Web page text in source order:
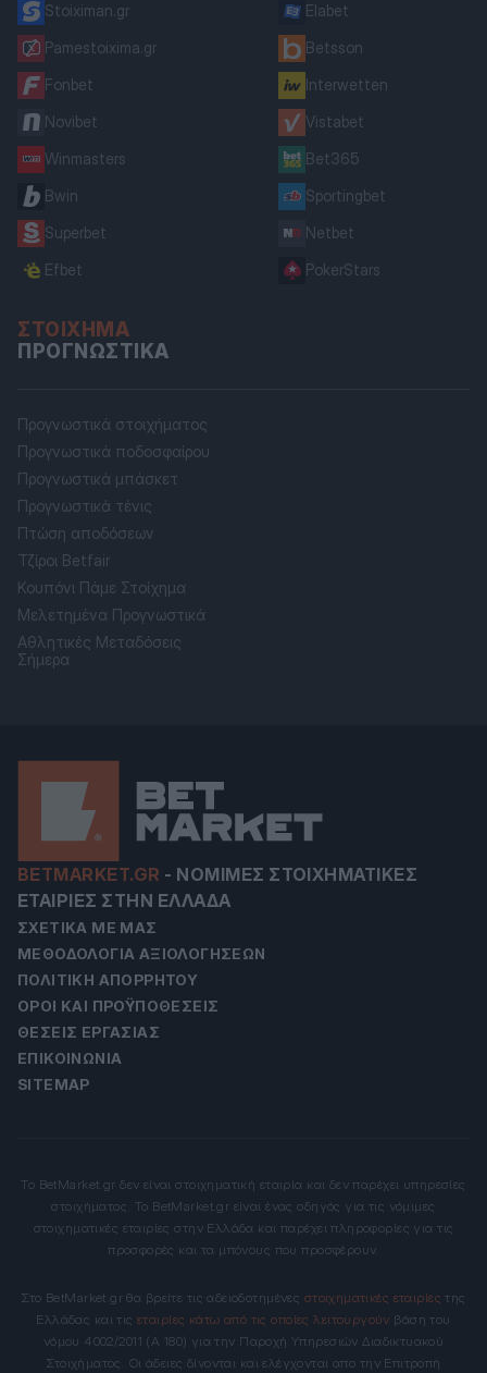
Stoiximan.gr
Pamestoixima.gr
Fonbet
Novibet
Winmasters
Bwin
Superbet
Efbet
Elabet
Betsson
Interwetten
Vistabet
Bet365
Sportingbet
Netbet
PokerStars
ΣΤΟΊΧΗΜΑ
ΠΡΟΓΝΩΣΤΙΚΆ
Προγνωστικά στοιχήματος
Προγνωστικά ποδοσφαίρου
Προγνωστικά μπάσκετ
Προγνωστικά τένις
Πτώση αποδόσεων
Τζίροι Betfair
Κουπόνι Πάμε Στοίχημα
Μελετημένα Προγνωστικά
Αθλητικές Μεταδόσεις
Σήμερα
BETMARKET.GR - ΝΌΜΙΜΕΣ ΣΤΟΙΧΗΜΑΤΙΚΈΣ
ΕΤΑΙΡΊΕΣ ΣΤΗΝ ΕΛΛΆΔΑ
ΣΧΕΤΙΚΆ ΜΕ ΜΑΣ
ΜΕΘΟΔΟΛΟΓΊΑ ΑΞΙΟΛΟΓΉΣΕΩΝ
ΠΟΛΙΤΙΚΉ ΑΠΟΡΡΉΤΟΥ
ΌΡΟΙ ΚΑΙ ΠΡΟΫΠΟΘΈΣΕΙΣ
ΘΈΣΕΙΣ ΕΡΓΑΣΊΑΣ
ΕΠΙΚΟΙΝΩΝΊΑ
SITEMAP
Το BetMarket.gr δεν είναι στοιχηματική εταιρία και δεν παρέχει υπηρεσίες
στοιχήματος. Το BetMarket.gr είναι ένας οδηγός για τις νόμιμες
στοιχηματικές εταιρίες στην Ελλάδα και παρέχει πληροφορίες για τις
προσφορές και τα μπόνους που προσφέρουν.
Στο BetMarket.gr θα βρείτε τις αδειοδοτημένες στοιχηματικές εταιρίες της
Ελλάδας και τιςεταιρίες κάτω από τις οποίες λειτουργούν βάση του
νόμου 4002/2011 (Α 180) για την Παροχή Υπηρεσιών Διαδικτυακού
Στοιχήματος. Οι άδειες δίνονται και ελέγχονται απο την Επιτροπή